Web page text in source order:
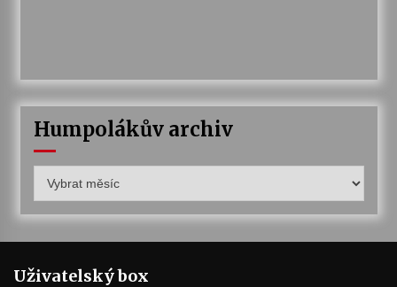
Humpolákův archiv
archiv
Uživatelský box